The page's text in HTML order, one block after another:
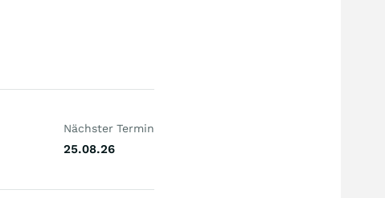
Nächster Termin
25.08.26